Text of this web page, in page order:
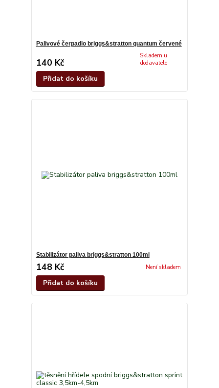
Palivové čerpadlo briggs&stratton quantum červené
140 Kč
Skladem u
dodavatele
Přidat do košíku
Stabilizátor paliva briggs&stratton 100ml
148 Kč Není skladem
Přidat do košíku